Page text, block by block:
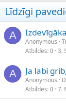
Līdzīgi
A
Anonymous
Atbildes 0 3.
A Ja labi
Anonymous
Atbildes 0 7.